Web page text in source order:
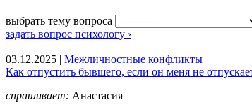
выбрать тему вопроса
задать вопрос психологу ›
03.12.2025 | Межличностные конфликты
Как отпустить бывшего, если он меня не
спрашивает: Анастасия